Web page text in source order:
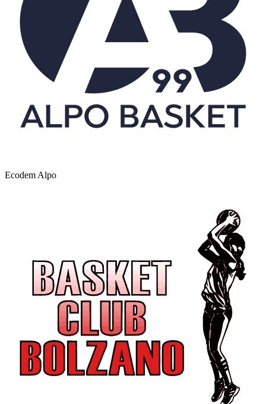
Ecodem Alpo